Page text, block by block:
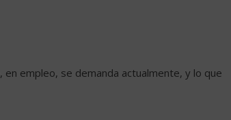
empleo, se demanda actualmente, y lo que